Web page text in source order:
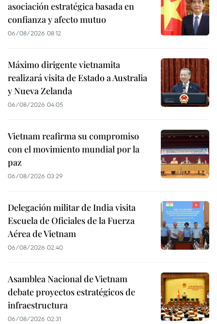
asociación estratégica basada en
confianza y afecto mutuo
06/08/2026 08:12
Máximo dirigente vietnamita
realizará visita de Estado a Australia
y Nueva Zelanda
06/08/2026 04:05
Vietnam reafirma su compromiso
con el movimiento mundial por la
paz
06/08/2026 03:29
Delegación militar de India visita
Escuela de Oficiales de la Fuerza
Aérea de Vietnam
06/08/2026 02:40
Asamblea Nacional de Vietnam
debate proyectos estratégicos de
infraestructura
06/08/2026 02:31